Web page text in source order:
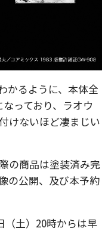
かるように、本体全
っており、ラオウ
けないほど凄まじい
の商品は塗装済み完
の公開、及び本予約
（土）20時からは早